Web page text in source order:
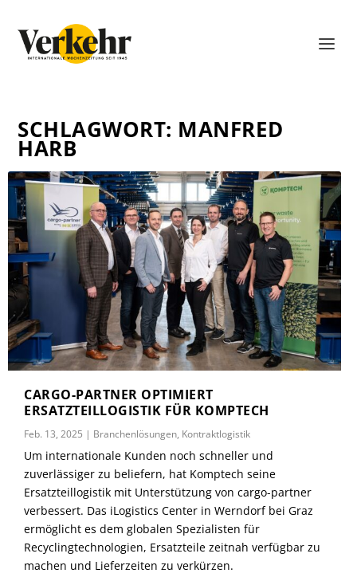
SCHLAGWORT: MANFRED
HARB
CARGO-PARTNER OPTIMIERT
ERSATZTEILLOGISTIK FÜR KOMPTECH
Feb. 13, 2025 | Branchenlösungen, Kontraktlogistik
Um internationale Kunden noch schneller und
zuverlässiger zu beliefern, hat Komptech seine
Ersatzteillogistik mit Unterstützung von cargo-partner
verbessert. Das iLogistics Center in Werndorf bei Graz
ermöglicht es dem globalen Spezialisten für
Recyclingtechnologien, Ersatzteile zeitnah verfügbar zu
machen und Lieferzeiten zu verkürzen.